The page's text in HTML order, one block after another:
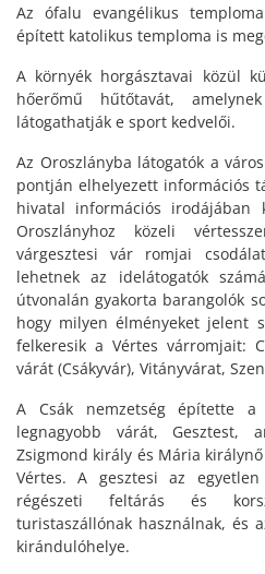
Az ófalu evangélikus
épített katolikus temploma is
A környék horgásztavai közül
hőerőmű hűtőtavát,
látogathatják e sport kedvelői.
Az Oroszlányba látogatók a
pontján elhelyezett információs
hivatal információs irodájában
Oroszlányhoz közeli
várgesztesi vár romjai
lehetnek az idelátogatók
útvonalán gyakorta barangolók
hogy milyen élményeket jelent
felkeresik a Vértes várromjait:
várát (Csákyvár), Vitányvárat,
A Csák nemzetség építette
legnagyobb várát, Gesztest,
Zsigmond király és Mária
Vértes. A gesztesi az
régészeti feltárás és
turistaszállónak használnak, és
kirándulóhelye.